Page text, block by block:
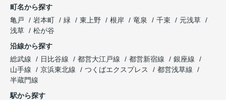
町名から探す
亀戸
岩本町 緑 東上野 根岸 竜泉 千束
元浅草
浅草
松が谷
沿線から探す
総武線
日比谷線 都営大江戸線 都営新宿線
銀座線
山手線
京浜東北線 つくばエクスプレス
都営浅草線
半蔵門線
駅から探す